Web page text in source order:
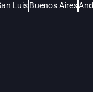
Luis Buenos Aires